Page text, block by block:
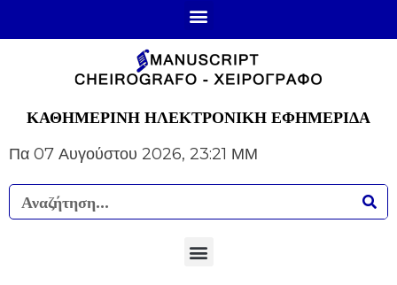
ΚΑΘΗΜΕΡΙΝΗ ΗΛΕΚΤΡΟΝΙΚΗ ΕΦΗΜΕΡΙΔΑ
Πα 07 Αυγούστου 2026, 23:21 ΜΜ